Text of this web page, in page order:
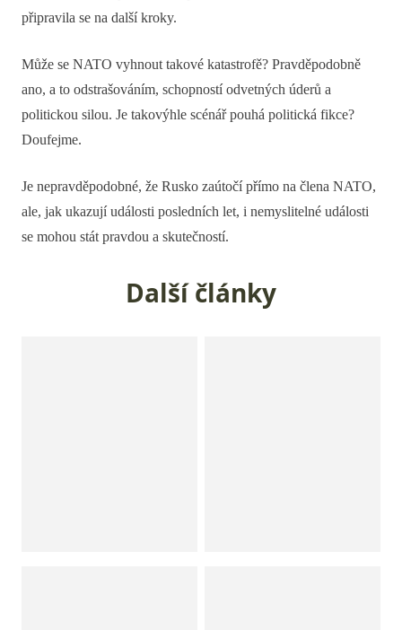
připravila se na další kroky.
Může se NATO vyhnout takové katastrofě? Pravděpodobně
ano, a to odstrašováním, schopností odvetných úderů a
politickou silou. Je takovýhle scénář pouhá politická fikce?
Doufejme.
Je nepravděpodobné, že Rusko zaútočí přímo na člena NATO,
ale, jak ukazují události posledních let, i nemyslitelné události
se mohou stát pravdou a skutečností.
Další články